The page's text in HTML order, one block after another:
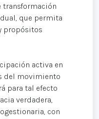
transformación
que permita
propósitos
activa en
del movimiento
para tal efecto
verdadera,
con